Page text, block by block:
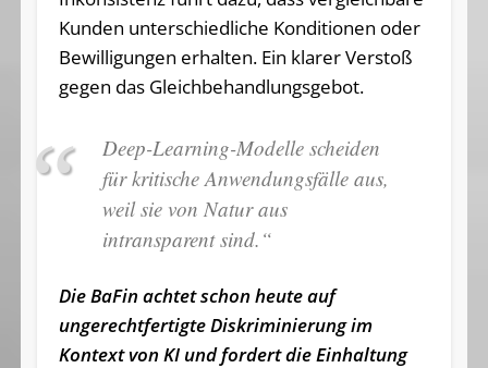
Kunden unterschiedliche Konditionen oder
Bewilligungen erhalten. Ein klarer Verstoß
gegen das Gleichbehandlungsgebot.
Deep-Learning-Modelle scheiden
für kritische Anwendungsfälle aus,
weil sie von Natur aus
intransparent sind.“
Die BaFin achtet schon heute auf
ungerechtfertigte Diskriminierung im
Kontext von KI und fordert die Einhaltung